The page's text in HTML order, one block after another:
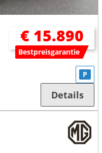
€ 15.890
Bestpreisgarantie
P
Details